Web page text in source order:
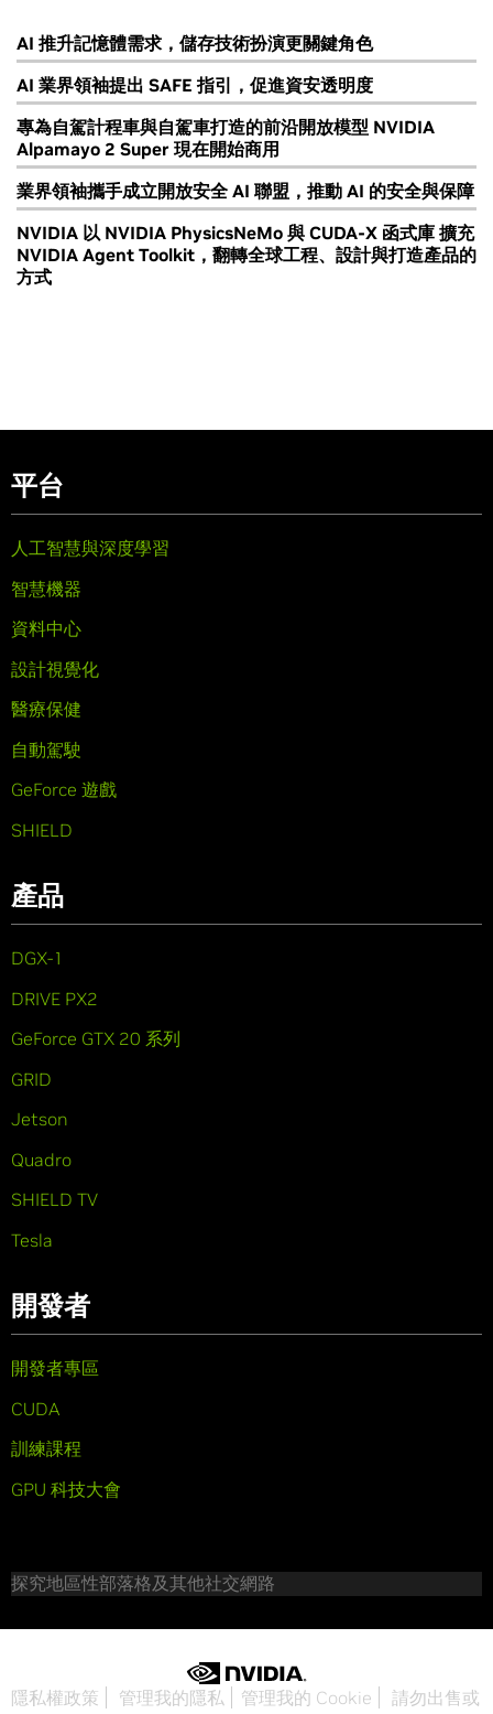
AI 推升記憶體需求，儲存技術扮演更關鍵角色
AI 業界領袖提出 SAFE 指引，促進資安透明度
專為自駕計程車與自駕車打造的前沿開放模型 NVIDIA
Alpamayo 2 Super 現在開始商用
業界領袖攜手成立開放安全 AI 聯盟，推動 AI 的安全與保障
NVIDIA 以 NVIDIA PhysicsNeMo 與 CUDA-X 函式庫 擴充
NVIDIA Agent Toolkit，翻轉全球工程、設計與打造產品的
方式
平台
人工智慧與深度學習
智慧機器
資料中心
設計視覺化
醫療保健
自動駕駛
GeForce 遊戲
SHIELD
產品
DGX-1
DRIVE PX2
GeForce GTX 20 系列
GRID
Jetson
Quadro
SHIELD TV
Tesla
開發者
開發者專區
CUDA
訓練課程
GPU 科技大會
探究地區性部落格及其他社交網路
隱私權政策 管理我的隱私 管理我的 Cookie 請勿出售或